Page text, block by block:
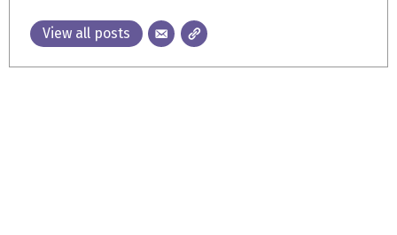
View all posts